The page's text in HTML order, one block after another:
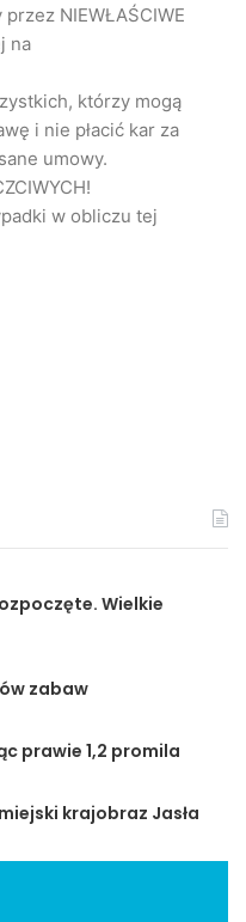
NIEWŁAŚCIWE
na
którzy mogą
i nie płacić kar za
umowy.
w obliczu tej
Wielkie
zabaw
prawie 1,2 promila
krajobraz Jasła